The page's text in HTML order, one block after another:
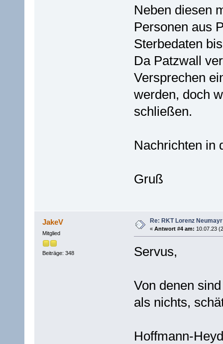
Neben diesen
Personen aus
Sterbedaten
Da Patzwall
Versprechen
werden, doch
schließen.
Nachrichten in
Gruß
JakeV
Mitglied
Beiträge: 348
Re: RKT Lorenz Neumayr
« Antwort #4 am: 10.07.23
Servus,
Von denen
als nichts,
Hoffmann-